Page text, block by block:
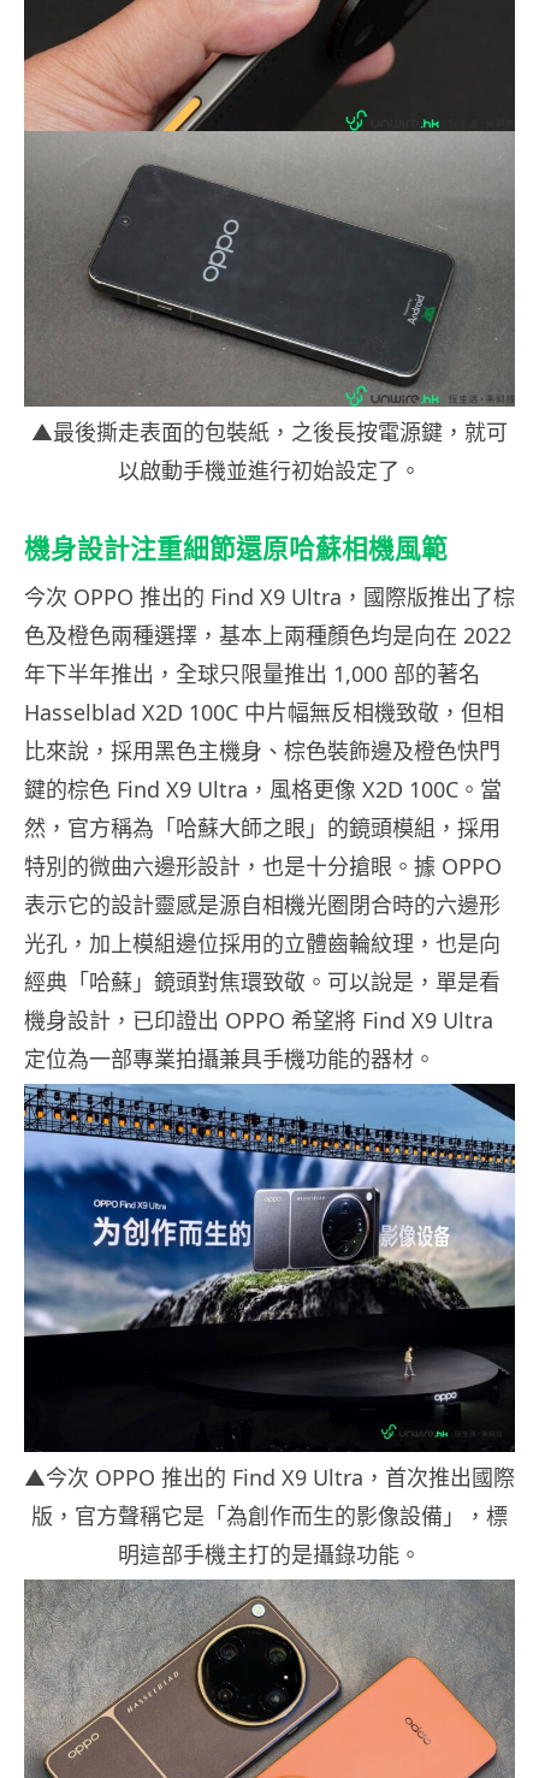
▲最後撕走表面的包裝紙，之後長按電源鍵，就可
以啟動手機並進行初始設定了。
機身設計注重細節還原哈蘇相機風範
今次 OPPO 推出的 Find X9 Ultra，國際版推出了棕
色及橙色兩種選擇，基本上兩種顏色均是向在 2022
年下半年推出，全球只限量推出 1,000 部的著名
Hasselblad X2D 100C 中片幅無反相機致敬，但相
比來說，採用黑色主機身、棕色裝飾邊及橙色快門
鍵的棕色 Find X9 Ultra，風格更像 X2D 100C。當
然，官方稱為「哈蘇大師之眼」的鏡頭模組，採用
特別的微曲六邊形設計，也是十分搶眼。據 OPPO
表示它的設計靈感是源自相機光圈閉合時的六邊形
光孔，加上模組邊位採用的立體齒輪紋理，也是向
經典「哈蘇」鏡頭對焦環致敬。可以說是，單是看
機身設計，已印證出 OPPO 希望將 Find X9 Ultra
定位為一部專業拍攝兼具手機功能的器材。
▲今次 OPPO 推出的 Find X9 Ultra，首次推出國際
版，官方聲稱它是「為創作而生的影像設備」，標
明這部手機主打的是攝錄功能。